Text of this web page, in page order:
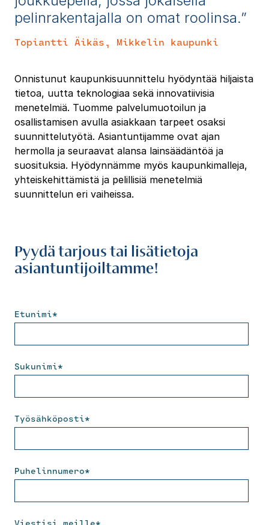
pelinrakentajalla on omat roolinsa.”
Topiantti Äikäs, Mikkelin kaupunki
Onnistunut kaupunkisuunnittelu hyödyntää hiljaista
tietoa, uutta teknologiaa sekä innovatiivisia
menetelmiä. Tuomme palvelumuotoilun ja
osallistamisen avulla asiakkaan tarpeet osaksi
suunnittelutyötä. Asiantuntijamme ovat ajan
hermolla ja seuraavat alansa lainsäädäntöä ja
suosituksia. Hyödynnämme myös kaupunkimalleja,
yhteiskehittämistä ja pelillisiä menetelmiä
suunnittelun eri vaiheissa.
Pyydä tarjous tai lisätietoja
asiantuntijoiltamme!
Etunimi*
Sukunimi*
Työsähköposti*
Puhelinnumero*